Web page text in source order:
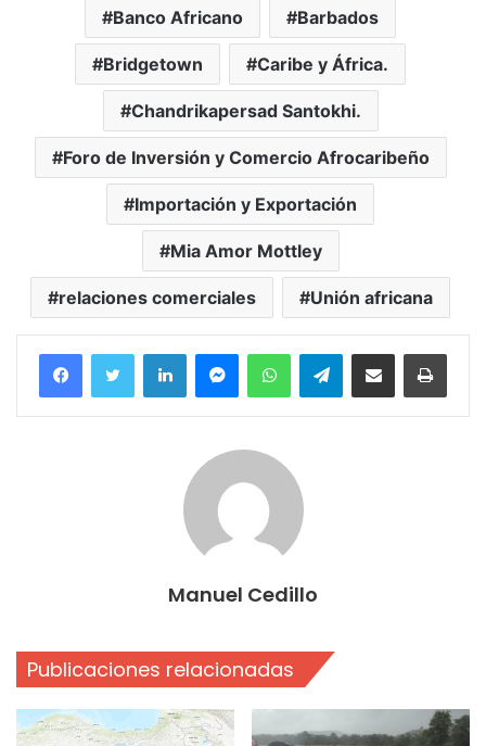
Banco Africano Barbados
Bridgetown Caribe y África.
Chandrikapersad Santokhi.
Foro de Inversión y Comercio Afrocaribeño
Importación y Exportación
Mia Amor Mottley
relaciones comerciales Unión africana
FacebookTwitter LinkedInMessengerWhatsAppTelegramCompartir por correo electrónico
Manuel Cedillo
Publicaciones relacionadas